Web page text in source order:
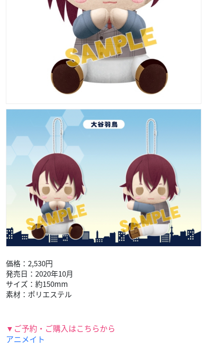
価格：2,530円
発売日：2020年10月
サイズ：約150mm
素材：ポリエステル
▼ご予約・ご購入はこちらから
アニメイト